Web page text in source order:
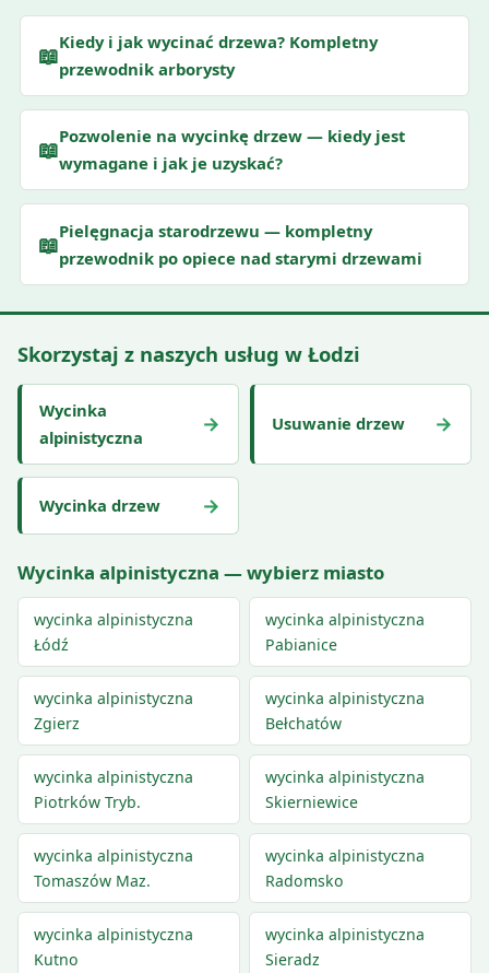
📖Kiedy i jak wycinać drzewa? Kompletny
przewodnik arborysty
📖Pozwolenie na wycinkę drzew — kiedy jest
wymagane i jak je uzyskać?
📖Pielęgnacja starodrzewu — kompletny
przewodnik po opiece nad starymi drzewami
Skorzystaj z naszych usług w Łodzi
Wycinka
alpinistyczna
→ Usuwanie drzew →
Wycinka drzew →
Wycinka alpinistyczna — wybierz miasto
wycinka alpinistyczna
Łódź
wycinka alpinistyczna
Pabianice
wycinka alpinistyczna
Zgierz
wycinka alpinistyczna
Bełchatów
wycinka alpinistyczna
Piotrków Tryb.
wycinka alpinistyczna
Skierniewice
wycinka alpinistyczna
Tomaszów Maz.
wycinka alpinistyczna
Radomsko
wycinka alpinistyczna
Kutno
wycinka alpinistyczna
Sieradz